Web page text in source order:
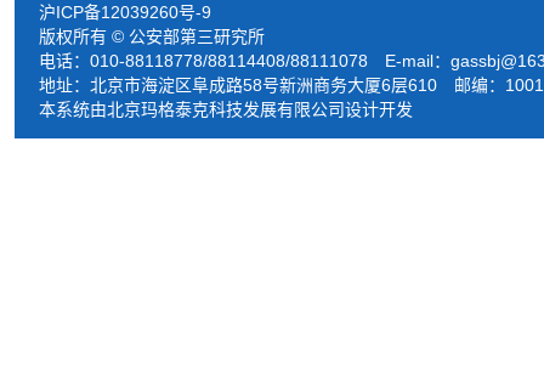
沪ICP备12039260号-9
版权所有 © 公安部第三研究所
电话：010-88118778/88114408/88111078 E-mail：
地址：北京市海淀区阜成路58号新洲商务大厦6层610 邮编：
本系统由北京玛格泰克科技发展有限公司设计开发